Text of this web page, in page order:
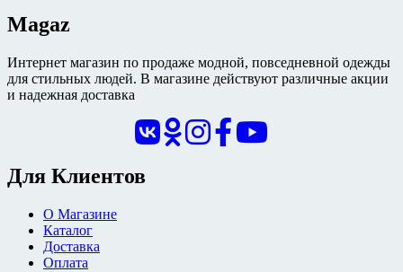
Magaz
Интернет магазин по продаже модной, повседневной одежды
для стильных людей. В магазине действуют различные акции
и надежная доставка
Для Клиентов
О Магазине
Каталог
Доставка
Оплата